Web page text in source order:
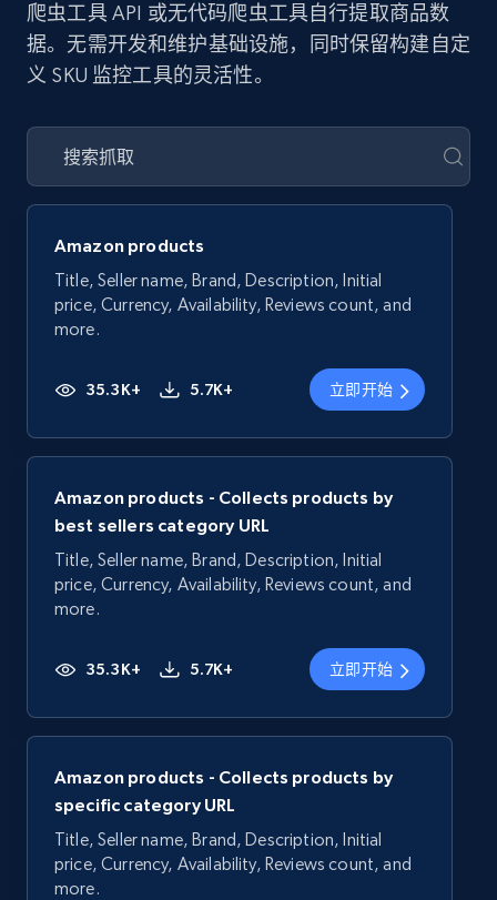
爬虫工具 API 或无代码爬虫工具自行提取商品数
据。无需开发和维护基础设施，同时保留构建自定
义 SKU 监控工具的灵活性。
Amazon products
Title, Seller name, Brand, Description, Initial
price, Currency, Availability, Reviews count, and
more.
35.3K+ 5.7K+ 立即开始
Amazon products - Collects products by
best sellers category URL
Title, Seller name, Brand, Description, Initial
price, Currency, Availability, Reviews count, and
more.
35.3K+ 5.7K+ 立即开始
Amazon products - Collects products by
specific category URL
Title, Seller name, Brand, Description, Initial
price, Currency, Availability, Reviews count, and
more.